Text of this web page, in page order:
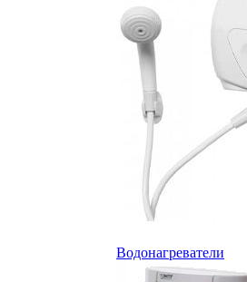
Водонагреватели